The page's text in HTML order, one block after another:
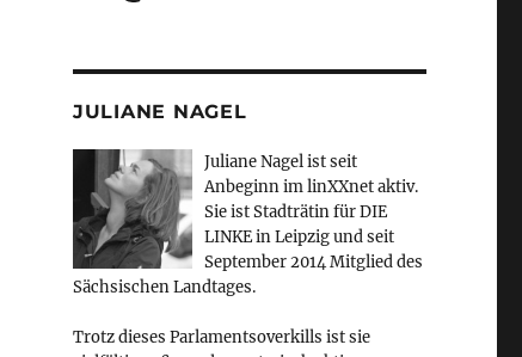
JULIANE NAGEL
Juliane Nagel ist seit
Anbeginnim linXXnet aktiv.
Sie ist Stadträtin für DIE
LINKE in Leipzig und seit
September 2014 Mitglied des
Sächsischen Landtages.
Trotz dieses Parlamentsoverkills ist sie